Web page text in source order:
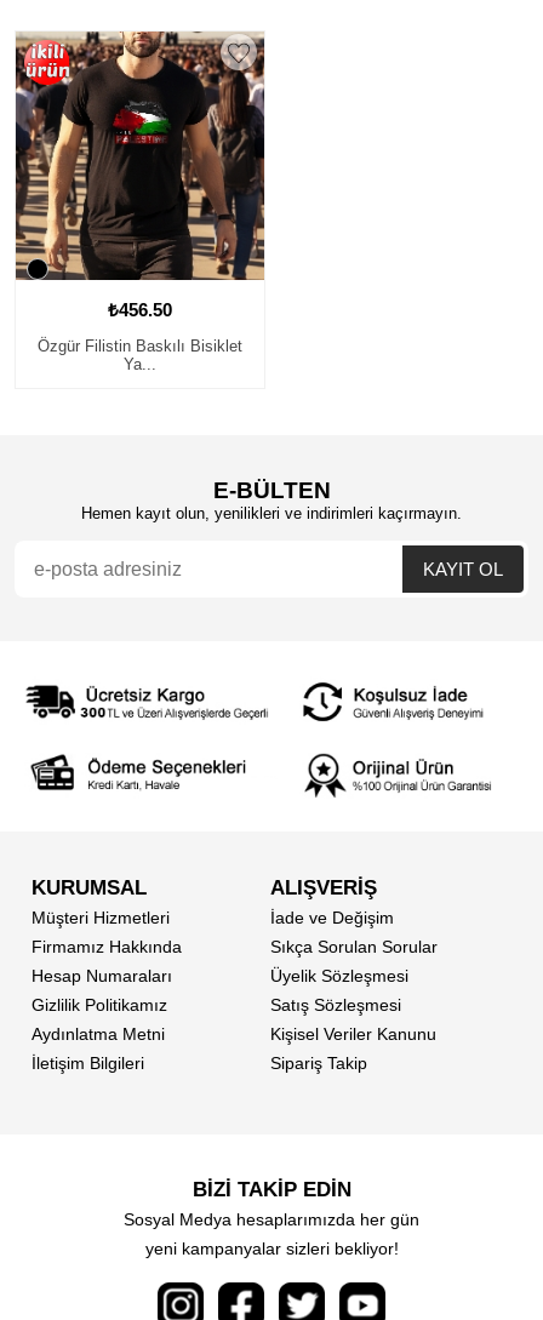
₺456.50
Özgür Filistin Baskılı Bisiklet
Ya...
E-BÜLTEN
Hemen kayıt olun, yenilikleri ve indirimleri kaçırmayın.
KURUMSAL
Müşteri Hizmetleri
Firmamız Hakkında
Hesap Numaraları
Gizlilik Politikamız
Aydınlatma Metni
İletişim Bilgileri
ALIŞVERİŞ
İade ve Değişim
Sıkça Sorulan Sorular
Üyelik Sözleşmesi
Satış Sözleşmesi
Kişisel Veriler Kanunu
Sipariş Takip
BİZİ TAKİP EDİN
Sosyal Medya hesaplarımızda her gün
yeni kampanyalar sizleri bekliyor!